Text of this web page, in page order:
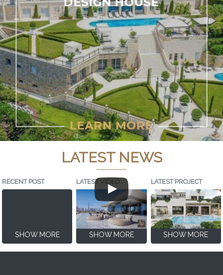
LATEST NEWS
RECENT POST
SHOW MORE
LATEST VIDEO
SHOW MORE
LATEST PROJECT
SHOW MORE